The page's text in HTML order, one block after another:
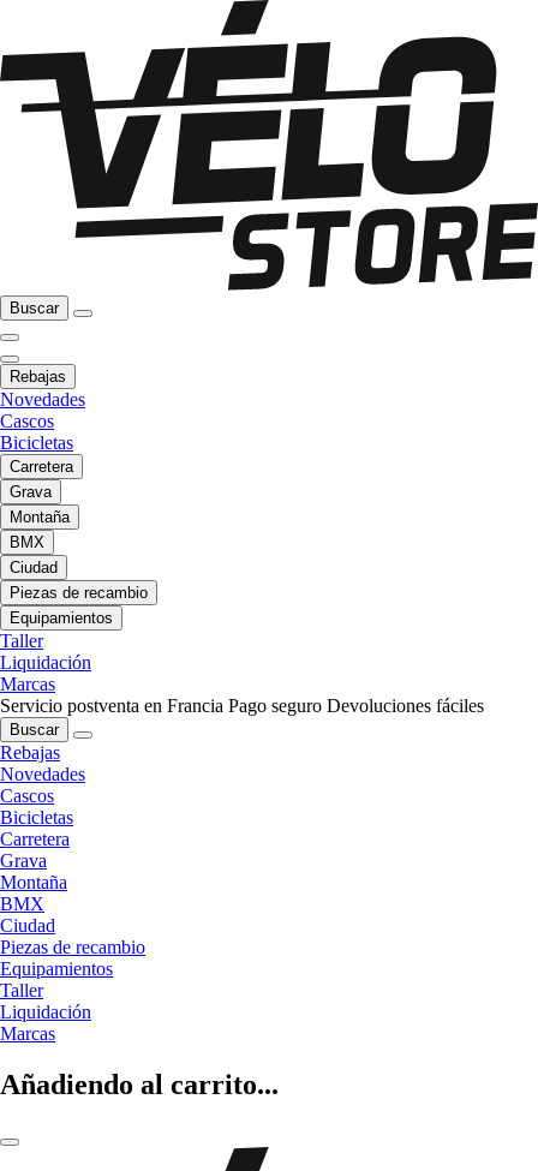
Buscar
Rebajas
Novedades
Cascos
Bicicletas
Carretera
Grava
Montaña
BMX
Ciudad
Piezas de recambio
Equipamientos
Taller
Liquidación
Marcas
Servicio postventa en Francia Pago seguro Devoluciones fáciles
Buscar
Rebajas
Novedades
Cascos
Bicicletas
Carretera
Grava
Montaña
BMX
Ciudad
Piezas de recambio
Equipamientos
Taller
Liquidación
Marcas
Añadiendo al carrito...